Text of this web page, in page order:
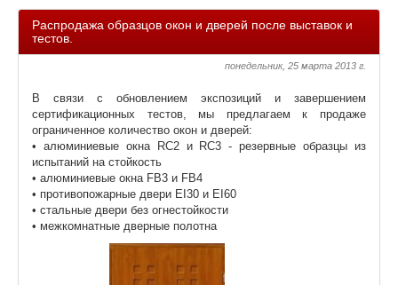
Распродажа образцов окон и дверей после выставок и
тестов.
понедельник, 25 марта 2013 г.
В связи с обновлением экспозиций и завершением
сертификационных тестов, мы предлагаем к продаже
ограниченное количество окон и дверей:
• алюминиевые окна RC2 и RC3 - резервные образцы из
испытаний на стойкость
• алюминиевые окна FB3 и FB4
• противопожарные двери EI30 и EI60
• стальные двери без огнестойкости
• межкомнатные дверные полотна